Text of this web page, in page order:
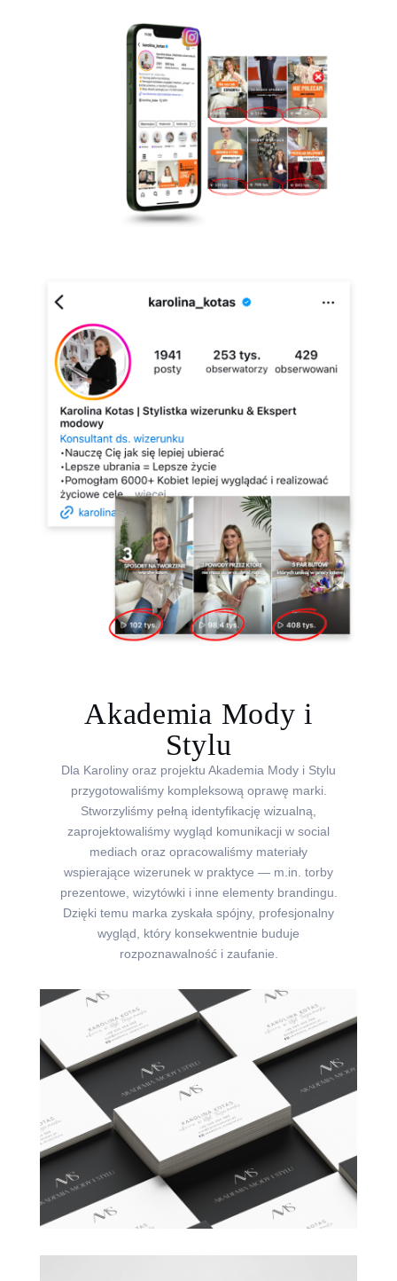
Akademia Mody i
Stylu
Dla Karoliny oraz projektu Akademia Mody i Stylu
przygotowaliśmy kompleksową oprawę marki.
Stworzyliśmy pełną identyfikację wizualną,
zaprojektowaliśmy wygląd komunikacji w social
mediach oraz opracowaliśmy materiały
wspierające wizerunek w praktyce — m.in. torby
prezentowe, wizytówki i inne elementy brandingu.
Dzięki temu marka zyskała spójny, profesjonalny
wygląd, który konsekwentnie buduje
rozpoznawalność i zaufanie.